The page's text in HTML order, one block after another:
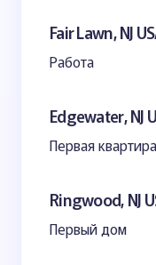
Fair Lawn, NJ
Работа
Edgewater, NJ
Первая квартира
Ringwood, NJ
Первый дом